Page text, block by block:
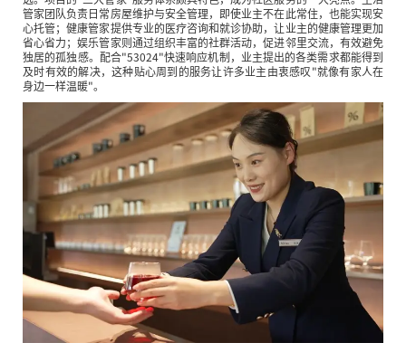
管家团队负责日常房屋维护与安全管理，即使业主不在此常住，也能实现安
心托管；健康管家提供专业的医疗咨询和就诊协助，让业主的健康管理更加
省心省力；娱乐管家则通过组织丰富的社群活动，促进邻里交流，有效避免
独居的孤独感。配合"53024"快速响应机制，业主提出的各类需求都能得到
及时有效的解决，这种贴心周到的服务让许多业主由衷感叹"就像有家人在
身边一样温暖"。